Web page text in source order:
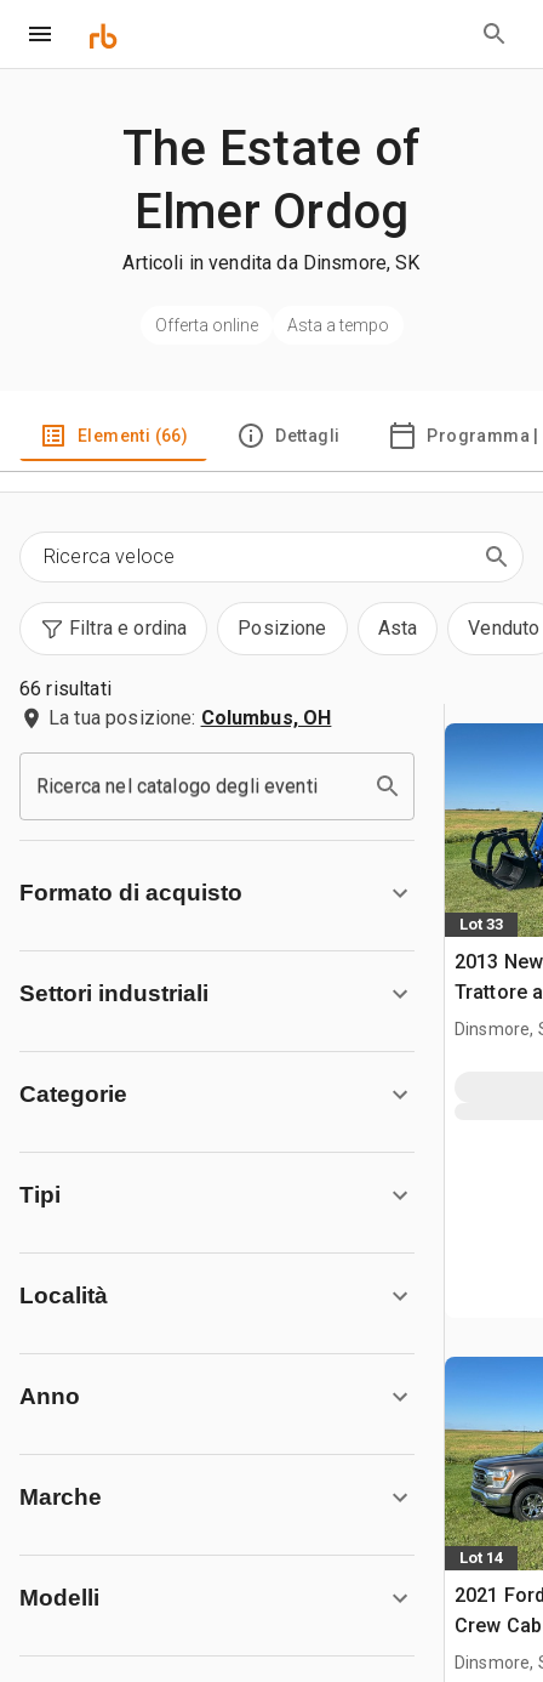
The Estate of
Elmer Ordog
Articoli in vendita da Dinsmore, SK
Offerta online Asta a tempo
Elementi (66) Dettagli Programma |
Filtra e ordina Posizione Asta Venduto
66 risultati
La tua posizione: Columbus, OH
Ricerca nel catalogo degli eventi
Formato di acquisto
Settori industriali
Categorie
Tipi
Località
Anno
Marche
Modelli
Lot 33
2013
Trattore
Dinsmore,
Lot 14
2021
Crew
Dinsmore,